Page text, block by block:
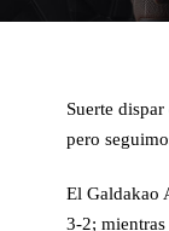
Suerte
pero
El Galdakao
3-2;